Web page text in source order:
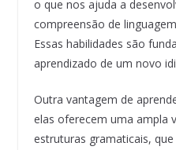
o que nos ajuda a
compreensão de
Essas habilidades são
aprendizado de um novo
Outra vantagem de
elas oferecem uma ampla
estruturas gramaticais,